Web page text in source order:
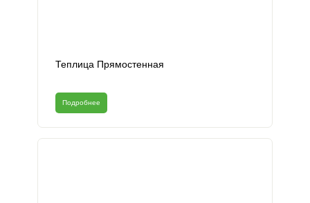
Теплица Прямостенная
Подробнее